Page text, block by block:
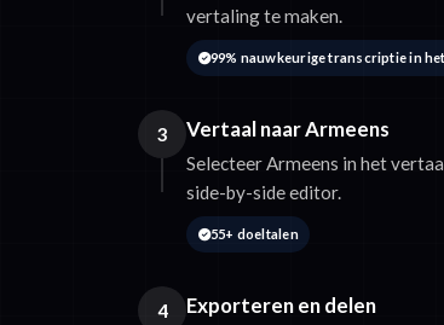
vertaling te maken.
99% nauwkeurige transcriptie in
3 Vertaal naar Armeens
Selecteer Armeens in het
side-by-side editor.
55+ doeltalen
4 Exporteren en delen